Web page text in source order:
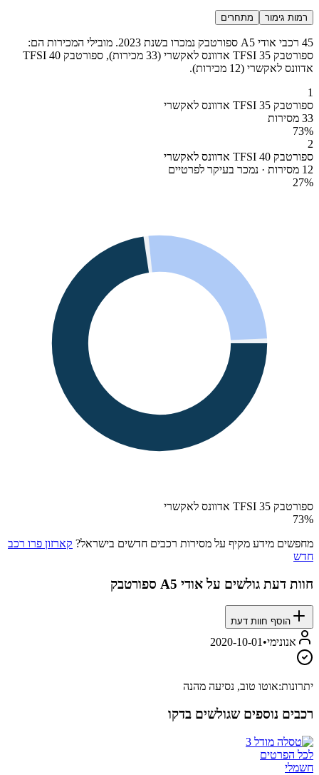
רמות גימור מתחרים
45 רכבי אודי A5 ספורטבק נמכרו בשנת 2023. מובילי המכירות הם:
ספורטבק 35 TFSI אדוונס לאקשרי (33 מכירות), ספורטבק 40 TFSI
אדוונס לאקשרי (12 מכירות).
1
ספורטבק 35 TFSI אדוונס לאקשרי
33 מסירות
73%
2
ספורטבק 40 TFSI אדוונס לאקשרי
12 מסירות · נמכר בעיקר לפרטיים
27%
ספורטבק 35 TFSI אדוונס לאקשרי
73%
מחפשים מידע מקיף על מסירות רכבים חדשים בישראל? קארזון פרו רכב
חדש
חוות דעת גולשים עלאודי A5 ספורטבק
הוסף חוות דעת
אנונימי•
2020-10-01
יתרונות:אוטו טוב, נסיעה מהנה
רכבים נוספים שגולשים בדקו
לכל הפרטים
חשמלי